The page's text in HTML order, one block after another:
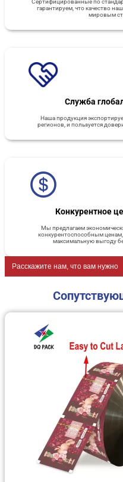
Сертифицированные по
гарантируем, что качество
мировым
Служба
Наша продукция
регионов, и пользуется
Конкурентное
Мы предлагаем
конкурентоспособным
максимальную выгоду
Расскажите нам, что вам нужно